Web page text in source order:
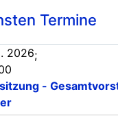
Termine
2026;
-